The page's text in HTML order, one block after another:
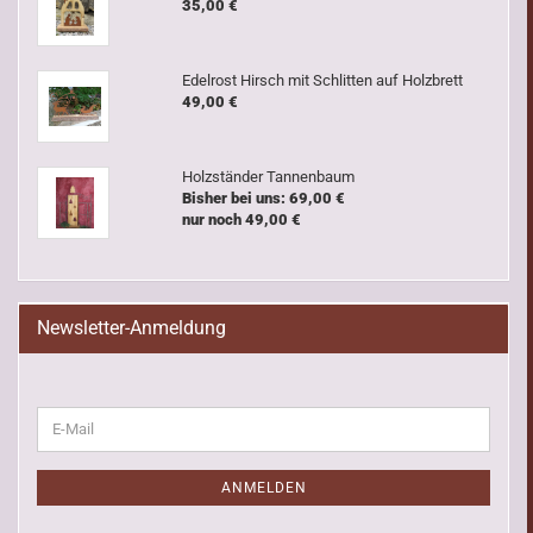
35,00 €
Edelrost Hirsch mit Schlitten auf Holzbrett
49,00 €
Holzständer Tannenbaum
Bisher bei uns: 69,00 €
nur noch 49,00 €
Newsletter-Anmeldung
ZUR
NEWSLETTER-
E-
Mail
ANMELDEN